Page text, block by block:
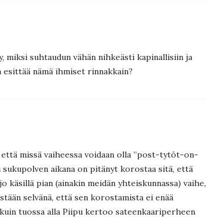
suhtaudun vähän nihkeästi kapinallisiin ja
nämä ihmiset rinnakkain?
missä vaiheessa voidaan olla ”post-tytöt-on-
sukupolven aikana on pitänyt korostaa sitä, että
pian (ainakin meidän yhteiskunnassa) vaihe,
selvänä, että sen korostamista ei enää
tuossa alla Piipu kertoo sateenkaariperheen